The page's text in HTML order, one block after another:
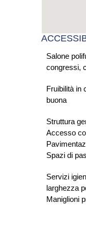
Salone
congressi,
Fruibilità in
buona
Struttura
Accesso
Spazi di
Servizi
larghezza
Maniglioni